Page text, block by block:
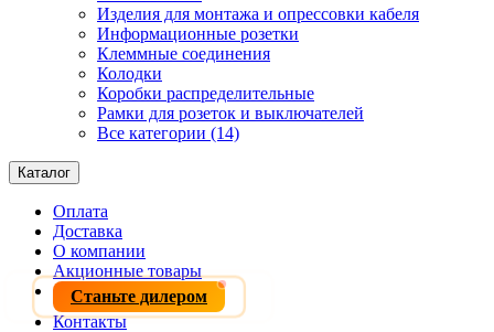
Изделия для монтажа и опрессовки кабеля
Информационные розетки
Клеммные соединения
Колодки
Коробки распределительные
Рамки для розеток и выключателей
Все категории (14)
Каталог
Оплата
Доставка
О компании
Акционные товары
Станьте дилером
Контакты